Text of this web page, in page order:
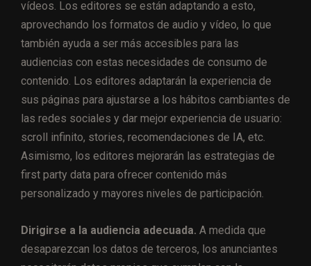
vídeos. Los editores se están adaptando a esto,
aprovechando los formatos de audio y vídeo, lo que
también ayuda a ser más accesibles para las
audiencias con estas necesidades de consumo de
contenido. Los editores adaptarán la experiencia de
sus páginas para ajustarse a los hábitos cambiantes de
las redes sociales y dar mejor experiencia de usuario:
scroll infinito, stories, recomendaciones de IA, etc.
Asimismo, los editores mejorarán las estrategias de
first party data para ofrecer contenido más
personalizado y mayores niveles de participación.
Dirigirse a la audiencia adecuada. A medida que
desaparezcan los datos de terceros, los anunciantes